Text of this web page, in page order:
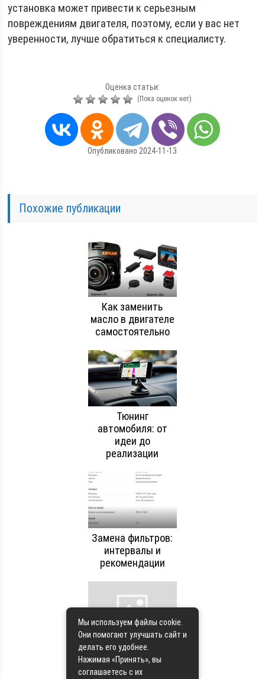
установка может привести к серьезным
повреждениям двигателя, поэтому, если у вас нет
уверенности, лучше обратиться к специалисту.
Оценка статьи:
(Пока оценок нет)
Опубликовано 2024-11-13
Похожие публикации
Как заменить
масло в двигателе
самостоятельно
Тюнинг
автомобиля: от
идеи до
реализации
Замена фильтров:
интервалы и
рекомендации
Обработка кузова
антигравием:
зачем это нужно
Мы используем файлы cookie.
Они помогают улучшать сайт и
делать его удобнее.
Нажимая «Принять», вы
соглашаетесь с их